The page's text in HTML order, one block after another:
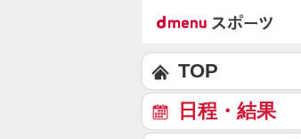
TOP
日程・結果